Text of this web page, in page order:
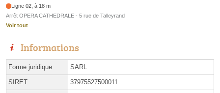
Ligne 02, à 18 m
Arrêt OPERA CATHEDRALE - 5 rue de Talleyrand
Voir tout
Informations
Forme juridique SARL
SIRET 37975527500011